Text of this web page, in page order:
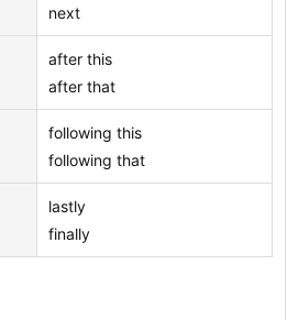
next
after this
after that
following this
following that
lastly
finally